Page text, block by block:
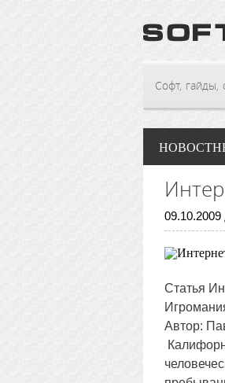
Софт, гайды,
09.10.2009
Статья
Автор: